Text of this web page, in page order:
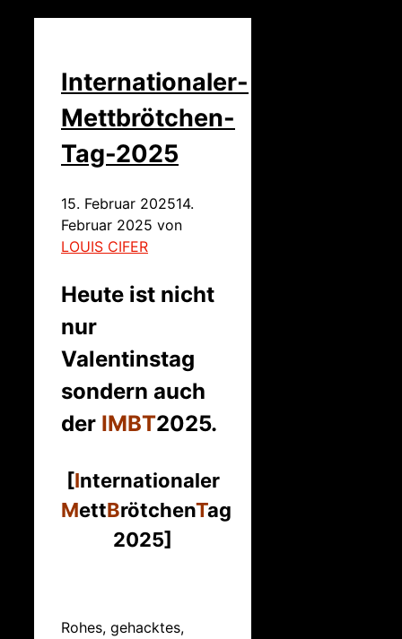
Internationaler-
Mettbrötchen-
Tag-2025
15. Februar 202514.
Februar 2025 von
LOUIS CIFER
Heute ist nicht
nur
Valentinstag
sondern auch
der IMBT2025.
[Internationaler
MettBrötchenTag
2025]
Rohes, gehacktes,